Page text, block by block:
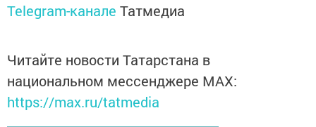
Telegram-канале Татмедиа
Читайте новости Татарстана в
национальном мессенджере MАХ:
https://max.ru/tatmedia